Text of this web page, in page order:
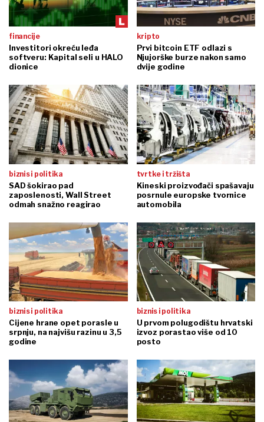
financije
Investitori okreću leđa
softveru: Kapital seli u HALO
dionice
kripto
Prvi bitcoin ETF odlazi s
Njujorške burze nakon samo
dvije godine
biznis i politika
SAD šokirao pad
zaposlenosti, Wall Street
odmah snažno reagirao
tvrtke i tržišta
Kineski proizvođači spašavaju
posrnule europske tvornice
automobila
biznis i politika
Cijene hrane opet porasle u
srpnju, na najvišu razinu u 3,5
godine
biznis i politika
U prvom polugodištu hrvatski
izvoz porastao više od 10
posto